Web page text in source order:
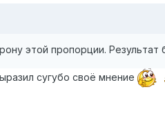
этой пропорции. Результат
сугубо своё мнение